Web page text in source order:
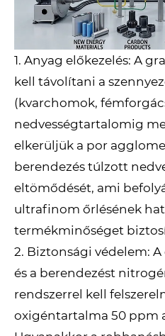
1. Anyag előkezelés: A
kell távolítani a
(kvarchomok,
nedvességtartalomig
elkerüljük a por
berendezés túlzott
eltömődését, ami
ultrafinom őrlésének
termékminőséget
2. Biztonsági védelem:
és a berendezést
rendszerrel kell
oxigéntartalma 50 ppm